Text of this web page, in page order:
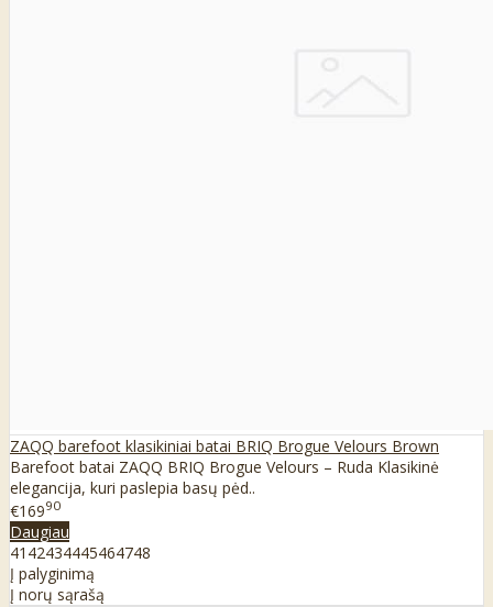
ZAQQ barefoot klasikiniai batai BRIQ Brogue Velours Brown
Barefoot batai ZAQQ BRIQ Brogue Velours – Ruda Klasikinė
elegancija, kuri paslepia basų pėd..
€16990
Daugiau
41 42434445464748
Į palyginimą
Į norų sąrašą